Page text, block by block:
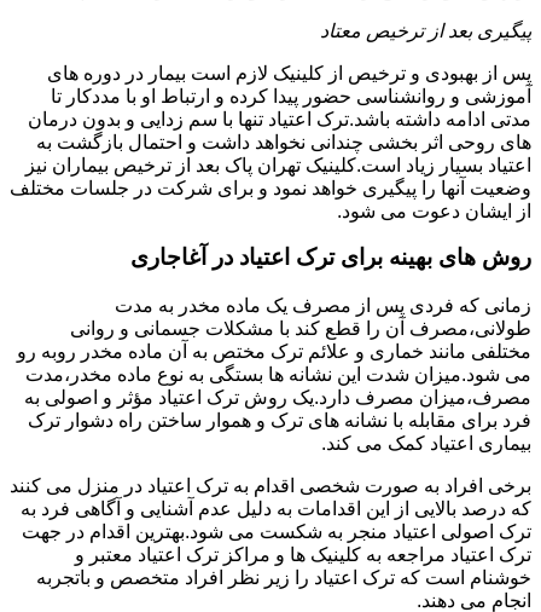
پیگیری بعد از ترخیص معتاد
پس از بهبودی و ترخیص از کلینیک لازم است بیمار در دوره های
آموزشی و روانشناسی حضور پیدا کرده و ارتباط او با مددکار تا
مدتی ادامه داشته باشد.ترک اعتیاد تنها با سم زدایی و بدون درمان
های روحی اثر بخشی چندانی نخواهد داشت و احتمال بازگشت به
اعتیاد بسیار زیاد است.کلینیک تهران پاک بعد از ترخیص بیماران نیز
وضعیت آنها را پیگیری خواهد نمود و برای شرکت در جلسات مختلف
از ایشان دعوت می شود.
روش های بهینه برای ترک اعتیاد در آغاجاری
زمانی که فردی پس از مصرف یک ماده مخدر به مدت
طولانی،مصرف آن را قطع کند با مشکلات جسمانی و روانی
مختلفی مانند خماری و علائم ترک مختص به آن ماده مخدر روبه رو
می شود.میزان شدت این نشانه ها بستگی به نوع ماده مخدر،مدت
مصرف،میزان مصرف دارد.یک روش ترک اعتیاد مؤثر و اصولی به
فرد برای مقابله با نشانه های ترک و هموار ساختن راه دشوار ترک
بیماری اعتیاد کمک می کند.
برخی افراد به صورت شخصی اقدام به ترک اعتیاد در منزل می کنند
که درصد بالایی از این اقدامات به دلیل عدم آشنایی و آگاهی فرد به
ترک اصولی اعتیاد منجر به شکست می شود.بهترین اقدام در جهت
ترک اعتیاد مراجعه به کلینیک ها و مراکز ترک اعتیاد معتبر و
خوشنام است که ترک اعتیاد را زیر نظر افراد متخصص و باتجربه
انجام می دهند.